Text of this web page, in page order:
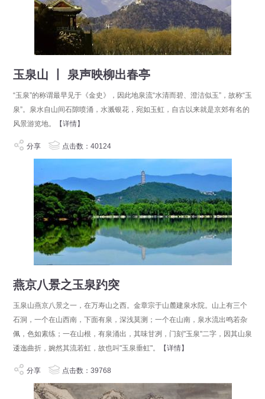
玉泉山 丨 泉声映柳出春亭
“玉泉”的称谓最早见于《金史》，因此地泉流“水清而碧、澄洁似玉”，故称“玉
泉”。泉水自山间石隙喷涌，水溅银花，宛如玉虹，自古以来就是京郊有名的
风景游览地。
【详情】
分享 点击数：40124
燕京八景之玉泉趵突
玉泉山燕京八景之一，在万寿山之西。金章宗于山麓建泉水院。山上有三个
石洞，一个在山西南，下面有泉，深浅莫测；一个在山南，泉水流出鸣若杂
佩，色如素练；一在山根，有泉涌出，其味甘冽，门刻"玉泉"二字，因其山泉
逶迤曲折，婉然其流若虹，故也叫"玉泉垂虹"。
【详情】
分享 点击数：39768